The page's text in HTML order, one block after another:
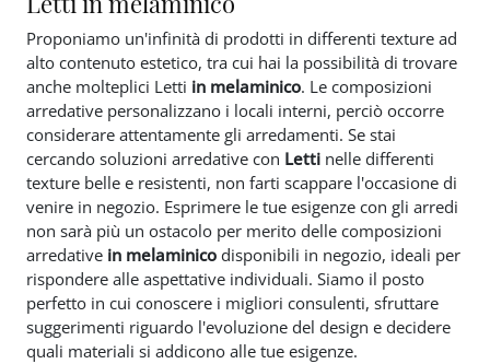
Proponiamo un'infinità di prodotti in differenti texture ad
alto contenuto estetico, tra cui hai la possibilità di trovare
anche molteplici Letti in melaminico. Le composizioni
arredative personalizzano i locali interni, perciò occorre
considerare attentamente gli arredamenti. Se stai
cercando soluzioni arredative con Letti nelle differenti
texture belle e resistenti, non farti scappare l'occasione di
venire in negozio. Esprimere le tue esigenze con gli arredi
non sarà più un ostacolo per merito delle composizioni
arredative in melaminico disponibili in negozio, ideali per
rispondere alle aspettative individuali. Siamo il posto
perfetto in cui conoscere i migliori consulenti, sfruttare
suggerimenti riguardo l'evoluzione del design e decidere
quali materiali si addicono alle tue esigenze.